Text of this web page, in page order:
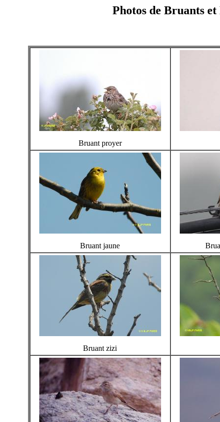
Photos de Bruants
Bruant proyer
Bruant jaune
Bruant zizi